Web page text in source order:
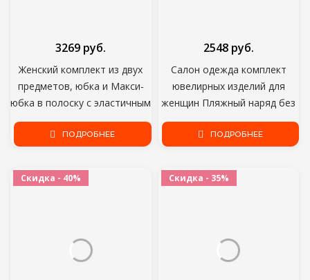
Женский комплект из двух
предметов, юбка и Макси-
юбка в полоску с эластичным
поясом
3269 руб.
ПОДРОБНЕЕ
Салон одежда комплект
ювелирных изделий для
женщин Пляжный наряд без
бретелек кроп-топы и штаны
комплект одежды размера
комплект из 2 предметов;
Оптовая продажа; Прямая
2548 руб.
ПОДРОБНЕЕ
Скидка - 40% Скидка - 35%